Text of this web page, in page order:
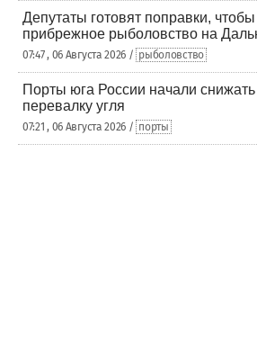
Депутаты готовят поправки, чтобы
прибрежное рыболовство на
07:47 , 06 Августа 2026 / рыболовство
Порты юга России начали снижать
перевалку угля
07:21 , 06 Августа 2026 / порты